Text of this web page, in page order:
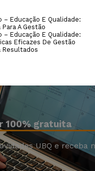
– Educação E Qualidade:
Para A Gestão
– Educação E Qualidade:
Eficazes De Gestão
Resultados
100% gratuita
UBQ e receba